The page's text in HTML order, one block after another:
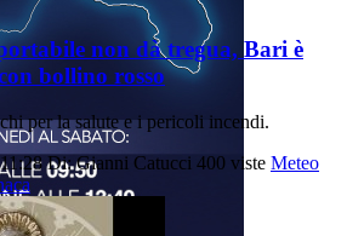
non dà tregua, Bari è
bollino rosso
per la salute e i pericoli incendi.
Di: Gianni Catucci 400 viste Meteo